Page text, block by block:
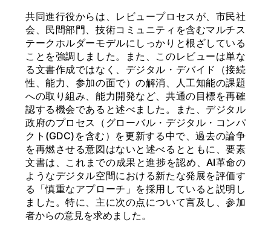
共同進行役からは、レビュープロセスが、市民社
会、民間部門、技術コミュニティを含むマルチス
テークホルダーモデルにしっかりと根ざしている
ことを強調しました。また、このレビューは単な
る文書作成ではなく、デジタル・デバイド（接続
性、能力、参加の面で）の解消、人工知能の課題
への取り組み、能力開発など、共通の目標を再確
認する機会であると述べました。また、デジタル
政府のプロセス（グローバル・デジタル・コンパ
クト(GDC)を含む）を更新する中で、過去の論争
を再燃させる意図はないと述べるとともに、要素
文書は、これまでの成果と進捗を認め、AI革命の
ようなデジタル空間における新たな発展を評価す
る「慎重なアプローチ」を採用していると説明し
ました。特に、主に次の点について言及し、参加
者からの意見を求めました。